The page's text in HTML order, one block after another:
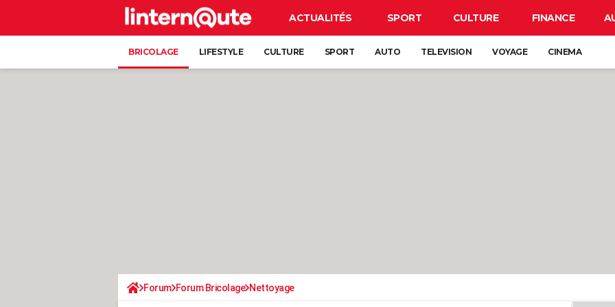
ACTUALITÉS SPORT CULTURE FINANCE
BRICOLAGE LIFESTYLE CULTURE SPORT AUTO TELEVISION VOYAGE CINEMA
Forum Forum Bricolage Nettoyage